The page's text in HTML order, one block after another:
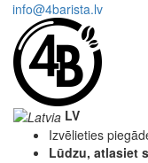
info@4barista.lv
LV
Izvēlieties
Lūdzu, atlasiet